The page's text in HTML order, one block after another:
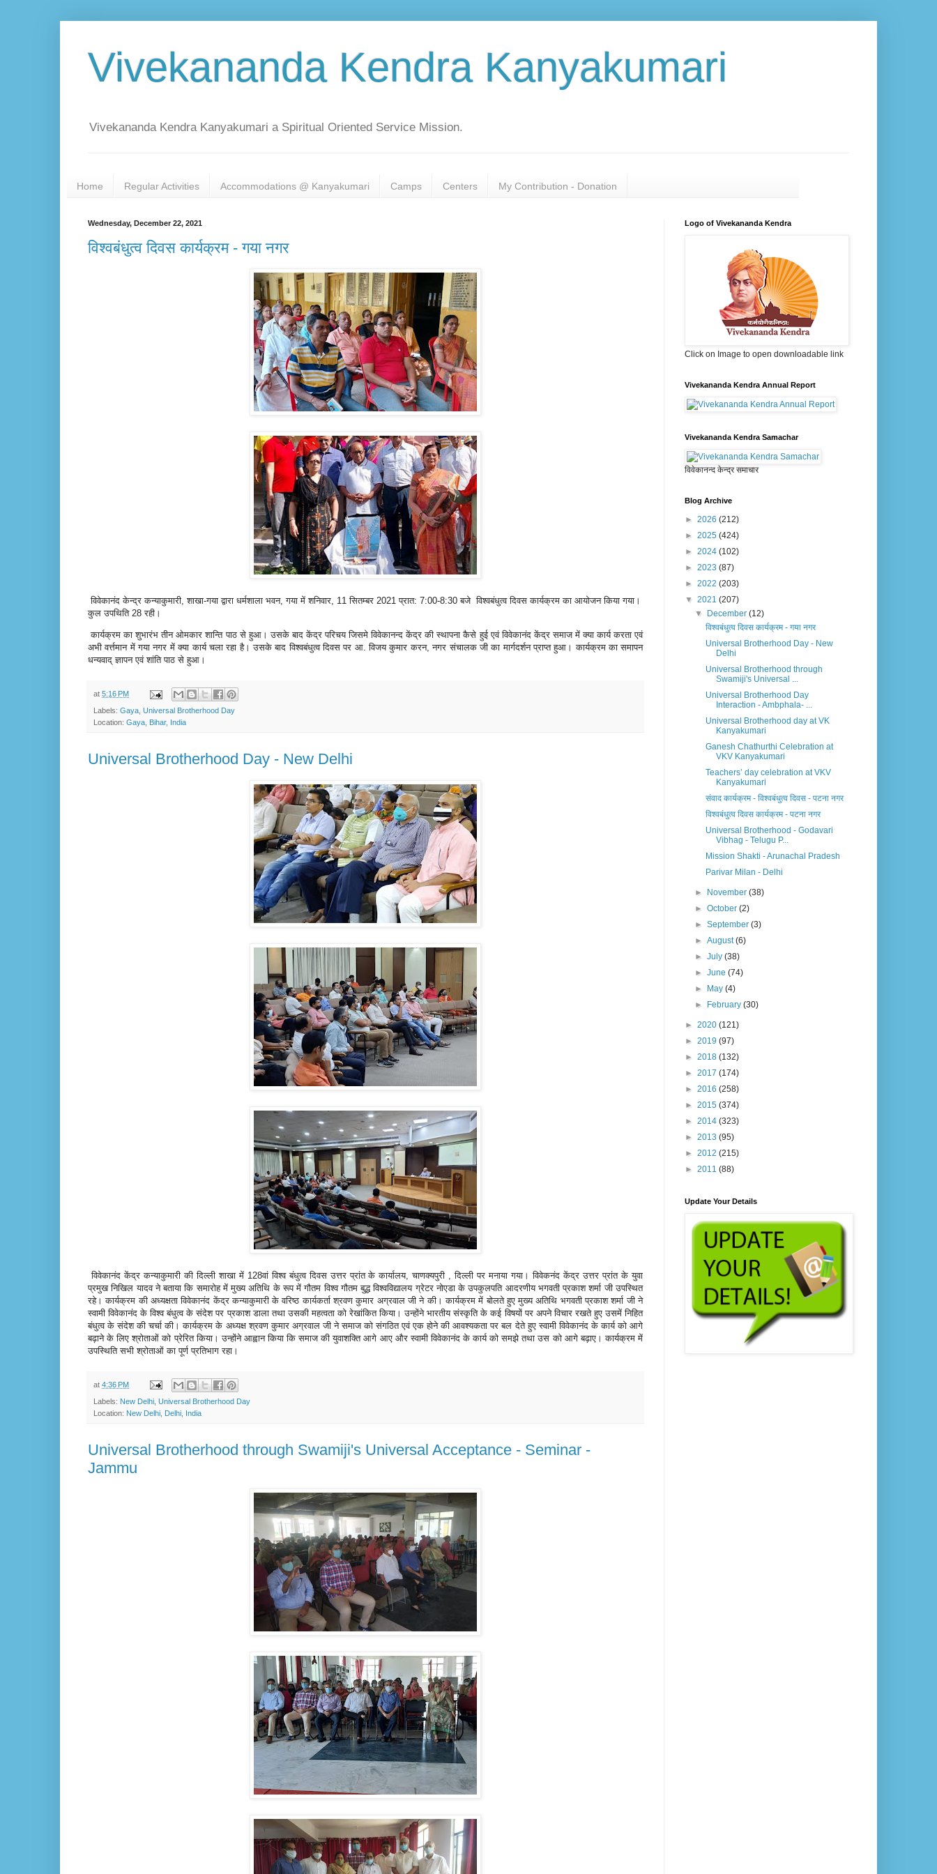
Vivekananda Kendra Kanyakumari
Vivekananda Kendra Kanyakumari a Spiritual Oriented Service Mission.
Home Regular Activities Accommodations @ Kanyakumari Camps Centers My Contribution - Donation
Wednesday, December 22, 2021
विश्वबंधुत्व दिवस कार्यक्रम - गया नगर
विवेकानंद केन्द्र कन्याकुमारी, शाखा-गया द्वारा धर्मशाला भवन, गया में शनिवार 11सितम्बर 2021प्रात: 7:00-8:30बजे विश्वबंधुत्व दिवस कार्यक्रम का आयोजन किया गया ।
कुल उपथिति 28रही ।
कार्यक्रम का शुभारंभतीन ओमकार शान्ति पाठ से हुआ। उसके बाद केंद्र परिचय जिसमे विवेकानन्द केंद्र की स्थापना कैसे हुई एवं विवेकानंद केंद्र समाज में क्या कार्य करता एवं
अभी वर्त्तमान में गया नगर में क्या कार्य चला रहा है।उसके बाद विश्वबंधुत्व दिवस पर आ. विजय कुमार करन, नगर संचालक जी का मार्गदर्शन प्राप्त हुआ ।कार्यक्रम का समापन
धन्यवाद् ज्ञापन एवं शांति पाठ से हुआ ।
at 5:16 PM
Labels: Gaya, Universal Brotherhood Day
Location: Gaya, Bihar, India
Universal Brotherhood Day - New Delhi
विवेकानंद केंद्र कन्याकुमारी की दिल्ली शाखा में 128वां विश्व बंधुत्व दिवस उत्तर प्रांत के कार्यालय, चाणक्यपुरी , दिल्ली पर मनाया गया। विवेकनंद केंद्र उत्तर प्रांत के युवा
प्रमुख निखिल यादव ने बताया कि समारोह में मुख्य अतिथि के रूप में गौतम विश्व गौतम बुद्ध विश्वविद्यालय ग्रेटर नोएडा के उपकुलपति आदरणीय भगवती प्रकाश शर्मा जी उपस्थित
रहे। कार्यक्रम की अध्यक्षता विवेकानंद केंद्र कन्याकुमारी के वरिष्ठ कार्यकर्ता श्रवण कुमार अग्रवाल जी ने की। कार्यक्रम में बोलते हुए मुख्य अतिथि भगवती प्रकाश शर्मा जी ने
स्वामी विवेकानंद के विश्व बंधुत्व के संदेश पर प्रकाश डाला तथा उसकी महत्वता को रेखांकित किया। उन्होंने भारतीय संस्कृति के कई विषयों पर अपने विचार रखते हुए उसमें निहित
बंधुत्व के संदेश की चर्चा की। कार्यक्रम के अध्यक्ष श्रवण कुमार अग्रवाल जी ने समाज को संगठित एवं एक होने की आवश्यकता पर बल देते हुए स्वामी विवेकानंद के कार्य को आगे
बढ़ाने के लिए श्रोताओं को प्रेरित किया। उन्होंने आह्वान किया कि समाज की युवाशक्ति आगे आए और स्वामी विवेकानंद के कार्य को समझे तथा उस को आगे बढ़ाए। कार्यक्रम में
उपस्थिति सभी श्रोताओं का पूर्ण प्रतिभाग रहा।
at 4:36 PM
Labels: New Delhi Universal Brotherhood Day
Location: New Delhi, Delhi, India
Universal Brotherhood through Swamiji's Universal Acceptance - Seminar -
Jammu
Logo of Vivekananda Kendra
Click on Image to open downloadable link
Vivekananda Kendra Annual Report
Vivekananda Kendra Samachar
विवेकानन्द केन्द्र समाचार
Blog Archive
► 2026 (212)
► 2025 (424)
► 2024 (102)
► 2023 (87)
► 2022 (203)
▼ 2021 (207)
▼
December(12)
विश्वबंधुत्व दिवस कार्यक्रम - गया नगर
Universal Brotherhood Day - New
Delhi
Universal Brotherhood through
Swamiji's Universal ...
Universal Brotherhood Day
Interaction - Ambphala- ...
Universal Brotherhood day at VK
Kanyakumari
Ganesh Chathurthi Celebration at
VKV Kanyakumari
Teachers’ day celebration at VKV
Kanyakumari
संवाद कार्यक्रम - विश्वबंधुत्व दिवस - पटना नगर
विश्वबंधुत्व दिवस कार्यक्रम - पटना नगर
Universal Brotherhood - Godavari
Vibhag - Telugu P...
Mission Shakti - Arunachal Pradesh
Parivar Milan - Delhi
► November(38)
►October(2)
►September(3)
►August(6)
►July(38)
►June(74)
►
May(4)
►
February(30)
► 2020 (121)
► 2019 (97)
► 2018 (132)
► 2017 (174)
► 2016 (258)
► 2015 (374)
► 2014 (323)
► 2013 (95)
► 2012 (215)
► 2011 (88)
Update Your Details